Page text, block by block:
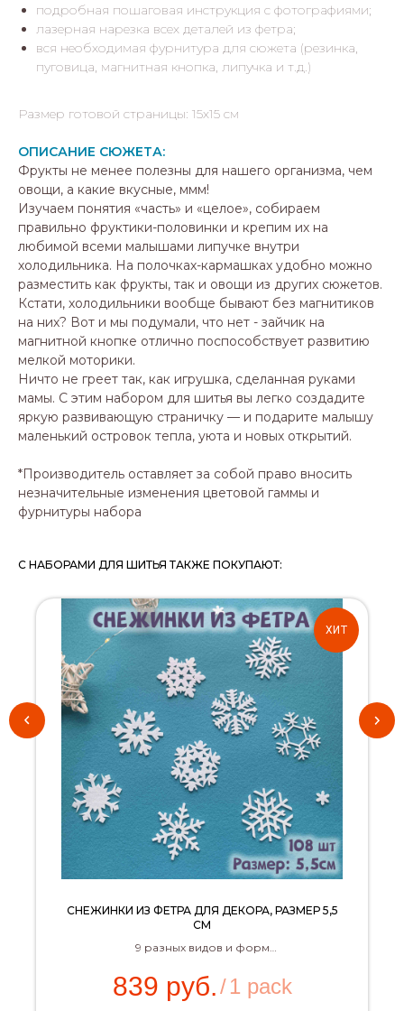
подробная пошаговая инструкция с фотографиями;
лазерная нарезка всех деталей из фетра;
вся необходимая фурнитура для сюжета (резинка,
пуговица, магнитная кнопка, липучка и т.д.)
Размер готовой страницы: 15х15 см
ОПИСАНИЕ СЮЖЕТА:
Фрукты не менее полезны для нашего организма, чем
овощи, а какие вкусные, ммм!
Изучаем понятия «часть» и «целое», собираем
правильно фруктики-половинки и крепим их на
любимой всеми малышами липучке внутри
холодильника. На полочках-кармашках удобно можно
разместить как фрукты, так и овощи из других сюжетов.
Кстати, холодильники вообще бывают без магнитиков
на них? Вот и мы подумали, что нет - зайчик на
магнитной кнопке отлично поспособствует развитию
мелкой моторики.
Ничто не греет так, как игрушка, сделанная руками
мамы. С этим набором для шитья вы легко создадите
яркую развивающую страничку — и подарите малышу
маленький островок тепла, уюта и новых открытий.
*Производитель оставляет за собой право вносить
незначительные изменения цветовой гаммы и
фурнитуры набора
С НАБОРАМИ ДЛЯ ШИТЬЯ ТАКЖЕ ПОКУПАЮТ:
ХИТ
СНЕЖИНКИ ИЗ ФЕТРА ДЛЯ ДЕКОРА, РАЗМЕР 5,5
СМ
9 разных видов и форм
839 руб./ 1 pack